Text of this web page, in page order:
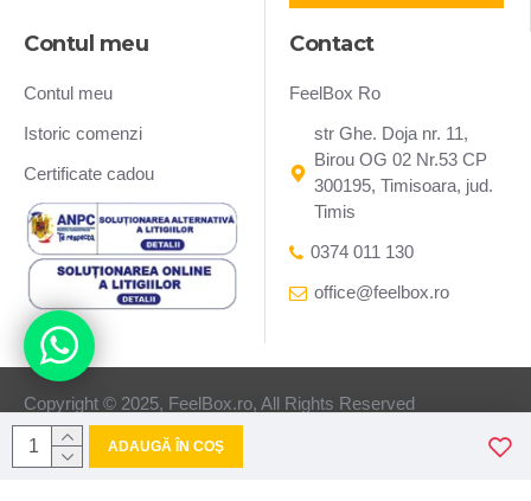
ADAUGĂ ÎN COŞ
Contul meu
Contul meu
Istoric comenzi
Certificate cadou
Contact
FeelBox Ro
str Ghe. Doja nr. 11,
Birou OG 02 Nr.53 CP
300195, Timisoara, jud.
Timis
0374 011 130
office@feelbox.ro
Copyright © 2025, FeelBox.ro, All Rights Reserved